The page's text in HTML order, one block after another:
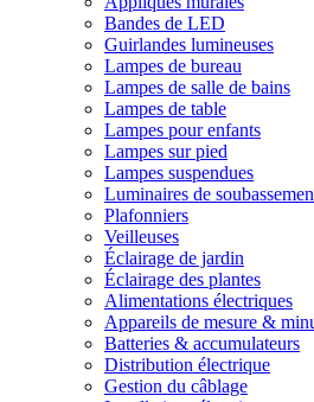
Bandes de LED
Guirlandes lumineuses
Lampes de bureau
Lampes de salle de bains
Lampes de table
Lampes pour enfants
Lampes sur pied
Lampes suspendues
Luminaires de
Plafonniers
Veilleuses
Éclairage de jardin
Éclairage des plantes
Alimentations électriques
Appareils de mesure &
Batteries & accumulateurs
Distribution électrique
Gestion du câblage